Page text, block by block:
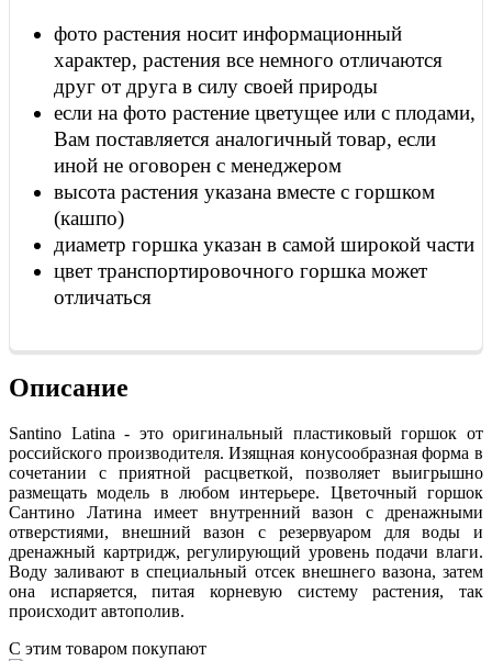
фото растения носит информационный
характер, растения все немного отличаются
друг от друга в силу своей природы
если на фото растение цветущее или с плодами,
Вам поставляется аналогичный товар, если
иной не оговорен с менеджером
высота растения указана вместе с горшком
(кашпо)
диаметр горшка указан в самой широкой части
цвет транспортировочного горшка может
отличаться
Описание
Santino Latina - это оригинальный пластиковый горшок от
российского производителя. Изящная конусообразная форма в
сочетании с приятной расцветкой, позволяет выигрышно
размещать модель в любом интерьере. Цветочный горшок
Сантино Латина имеет внутренний вазон с дренажными
отверстиями, внешний вазон с резервуаром для воды и
дренажный картридж, регулирующий уровень подачи влаги.
Воду заливают в специальный отсек внешнего вазона, затем
она испаряется, питая корневую систему растения, так
происходит автополив.
С этим товаром покупают